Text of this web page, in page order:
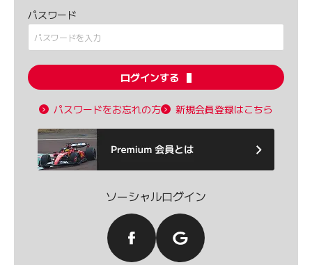
パスワード
ログインする
パスワードをお忘れの方 新規会員登録はこちら
ソーシャルログイン